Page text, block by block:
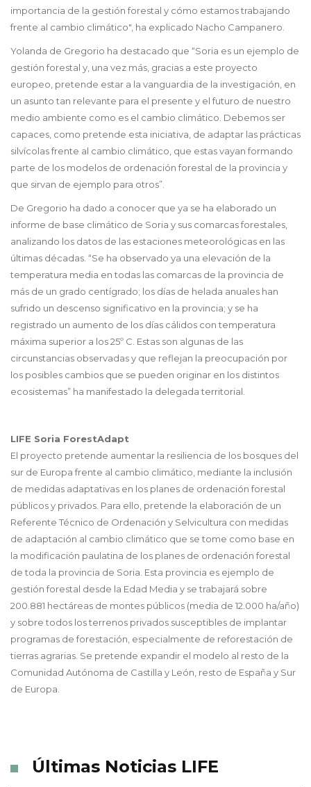
importancia de la gestión forestal y cómo estamos trabajando
frente al cambio climático", ha explicado Nacho Campanero.
Yolanda de Gregorio ha destacado que “Soria es un ejemplo de
gestión forestal y, una vez más, gracias a este proyecto
europeo, pretende estar a la vanguardia de la investigación, en
un asunto tan relevante para el presente y el futuro de nuestro
medio ambiente como es el cambio climático. Debemos ser
capaces, como pretende esta iniciativa, de adaptar las prácticas
silvícolas frente al cambio climático, que estas vayan formando
parte de los modelos de ordenación forestal de la provincia y
que sirvan de ejemplo para otros”.
De Gregorio ha dado a conocer que ya se ha elaborado un
informe de base climático de Soria y sus comarcas forestales,
analizando los datos de las estaciones meteorológicas en las
últimas décadas. “Se ha observado ya una elevación de la
temperatura media en todas las comarcas de la provincia de
más de un grado centígrado; los días de helada anuales han
sufrido un descenso significativo en la provincia; y se ha
registrado un aumento de los días cálidos con temperatura
máxima superior a los 25º C. Estas son algunas de las
circunstancias observadas y que reflejan la preocupación por
los posibles cambios que se pueden originar en los distintos
ecosistemas” ha manifestado la delegada territorial.
LIFE Soria ForestAdapt
El proyecto pretende aumentar la resiliencia de los bosques del
sur de Europa frente al cambio climático, mediante la inclusión
de medidas adaptativas en los planes de ordenación forestal
públicos y privados. Para ello, pretende la elaboración de un
Referente Técnico de Ordenación y Selvicultura con medidas
de adaptación al cambio climático que se tome como base en
la modificación paulatina de los planes de ordenación forestal
de toda la provincia de Soria. Esta provincia es ejemplo de
gestión forestal desde la Edad Media y se trabajará sobre
200.881 hectáreas de montes públicos (media de 12.000 ha/año)
y sobre todos los terrenos privados susceptibles de implantar
programas de forestación, especialmente de reforestación de
tierras agrarias. Se pretende expandir el modelo al resto de la
Comunidad Autónoma de Castilla y León, resto de España y Sur
de Europa.
Últimas Noticias LIFE